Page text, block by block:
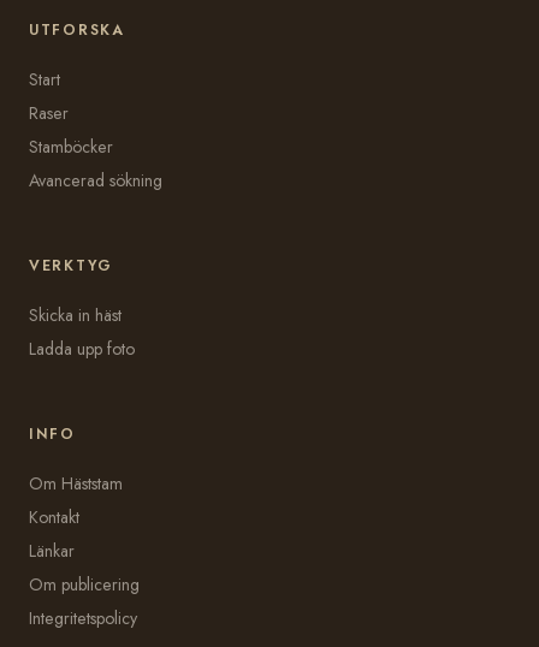
UTFORSKA
Start
Raser
Stamböcker
Avancerad sökning
VERKTYG
Skicka in häst
Ladda upp foto
INFO
Om Häststam
Kontakt
Länkar
Om publicering
Integritetspolicy